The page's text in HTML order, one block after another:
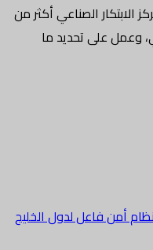
الصناعي أكثر من
وعمل على تحديد ما
أمن فاعل لدول الخليج